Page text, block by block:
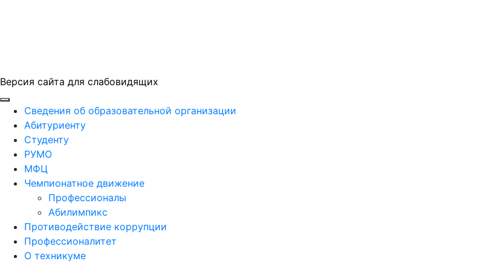
Версия сайта для слабовидящих
ГБПОУ "ПАПТ"
Сведения об образовательной организации
Абитуриенту
Студенту
РУМО
МФЦ
Чемпионатное движение
Профессионалы
Абилимпикс
Противодействие коррупции
Профессионалитет
О техникуме